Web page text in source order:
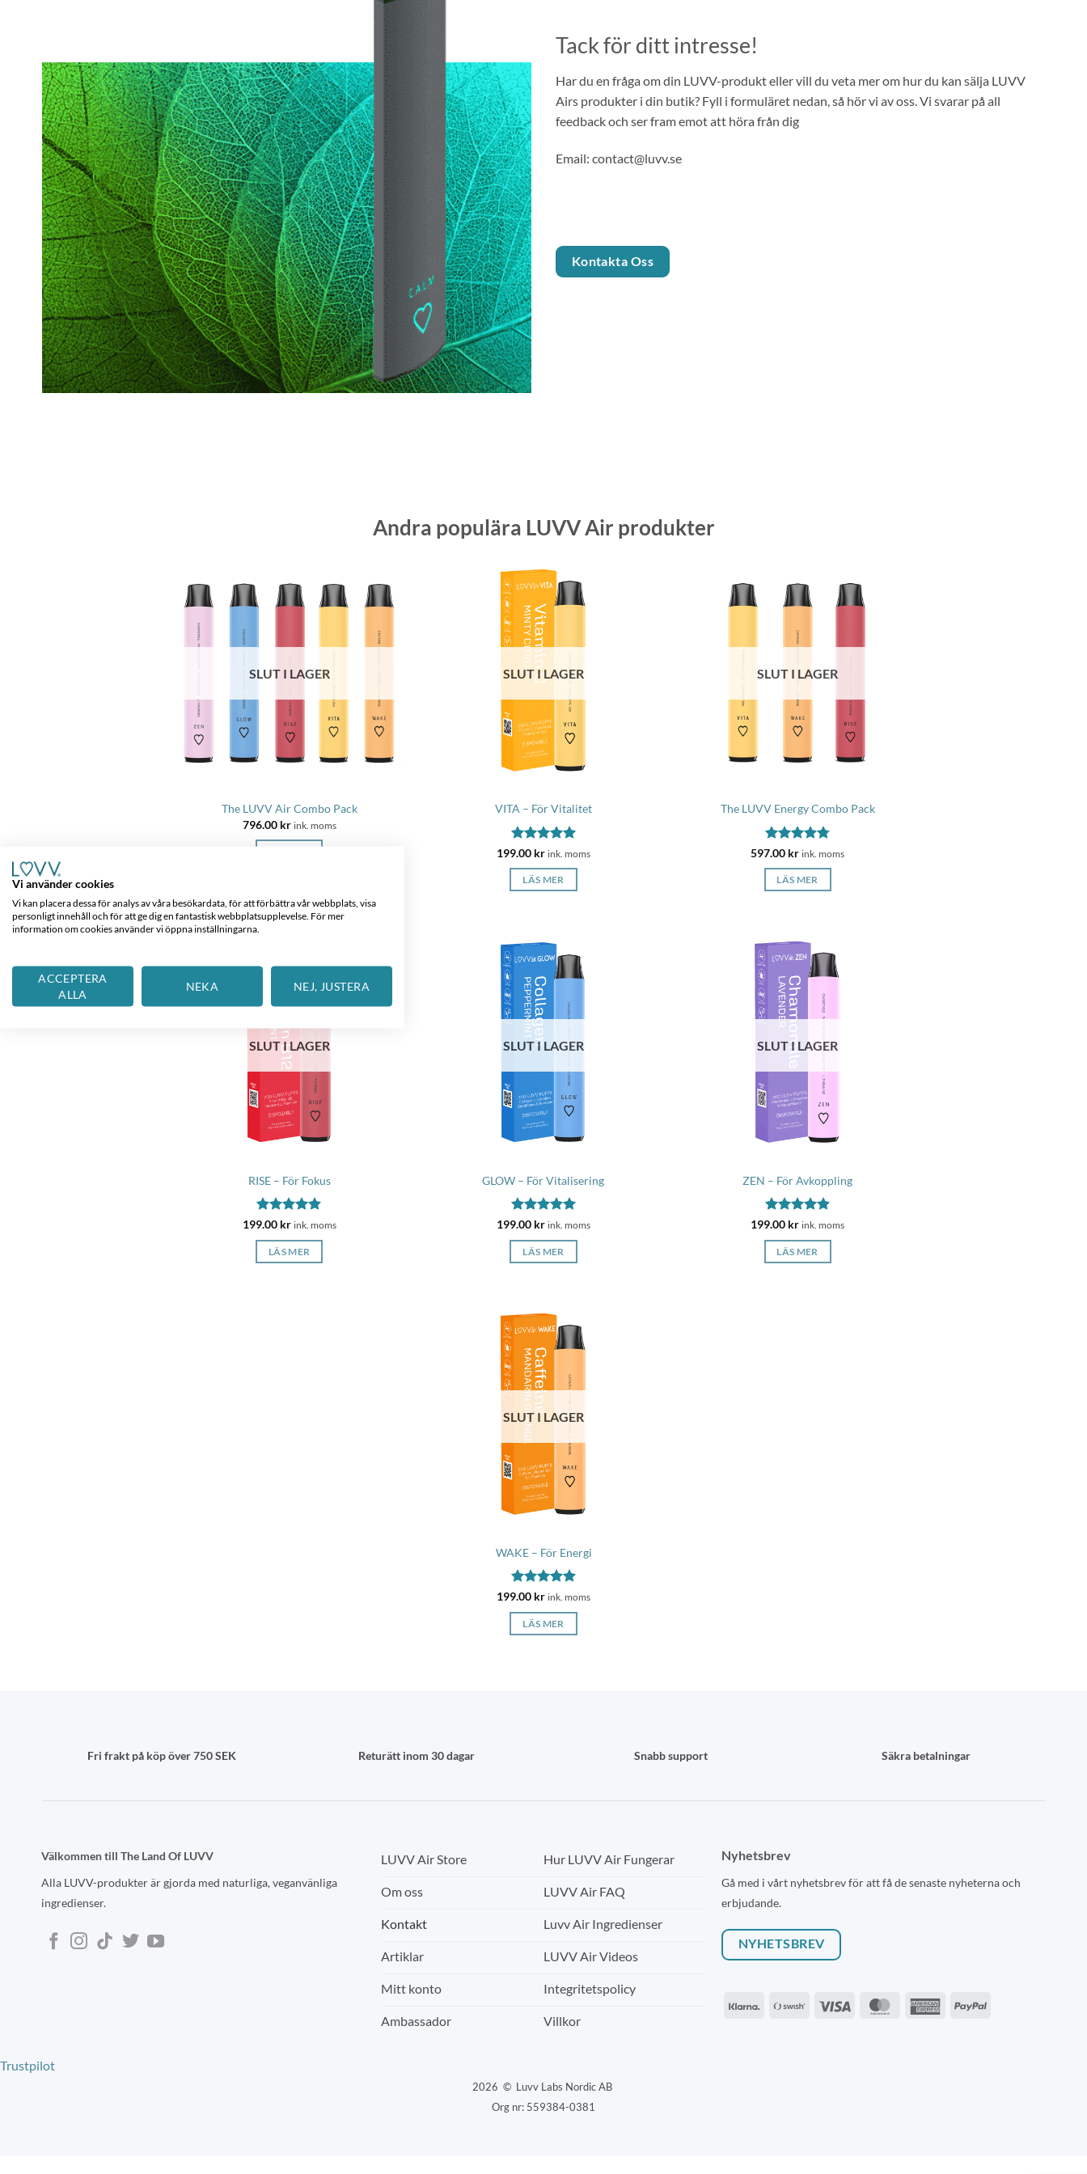
Tack för ditt intresse!
Har du en fråga om din LUVV-produkt eller vill du veta mer om hur du kan sälja LUVV
Airs produkter i din butik? Fyll i formuläret nedan, så hör vi av oss. Vi svarar på all
feedback och ser fram emot att höra från dig
Email: contact@luvv.se
Kontakta Oss
Andra populära LUVV Air produkter
SLUT I LAGER
The LUVV Air Combo Pack
796.00 kr ink. moms
SLUT I LAGER
VITA – För Vitalitet
Betygsatt 5
199.00 kr ink. moms
LÄS MER
SLUT I LAGER
The LUVV Energy Combo Pack
Betygsatt
597.00 kr ink. moms
LÄS MER
SLUT I LAGER
RISE – För Fokus
Betygsatt
199.00 kr ink. moms
LÄS MER
SLUT I LAGER
GLOW – För Vitalisering
Betygsatt 5
199.00 kr ink. moms
LÄS MER
SLUT I LAGER
ZEN – För Avkoppling
Betygsatt
199.00 kr ink. moms
LÄS MER
SLUT I LAGER
WAKE – För Energi
Betygsatt
199.00 kr ink. moms
LÄS MER
Fri frakt på köp över 750 SEK Returätt inom 30dagar Snabb support Säkra betalningar
Välkommen till The Land Of LUVV
Alla LUVV-produkter är gjorda med naturliga, veganvänliga
ingredienser.
LUVV Air Store
Om oss
Kontakt
Artiklar
Mitt konto
Ambassador
Hur LUVV Air Fungerar
LUVV Air FAQ
Luvv Air Ingredienser
LUVV Air Videos
Integritetspolicy
Villkor
Nyhetsbrev
Gå med i vårt nyhetsbrev för att få de senaste nyheterna och
erbjudande.
NYHETSBREV
Klarna Swish
Visa MasterCardAmericanPayPal
Trustpilot
2026 © Luvv Labs Nordic AB
Org nr: 559384-0381
Vi använder cookies
Vi kan placera dessa för analys av våra besökardata, för att förbättra vår webbplats, visa
personligt innehåll och för att ge dig en fantastisk webbplatsupplevelse. För mer
information om cookies använder vi öppna inställningarna.
ACCEPTERA
ALLA
NEKA NEJ, JUSTERA